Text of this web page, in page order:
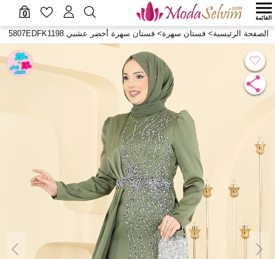
0 القائمة
الصفحة الرئيسية> فستان سهرة> فستان سهرة أخضر عشبي 5807EDFK1198